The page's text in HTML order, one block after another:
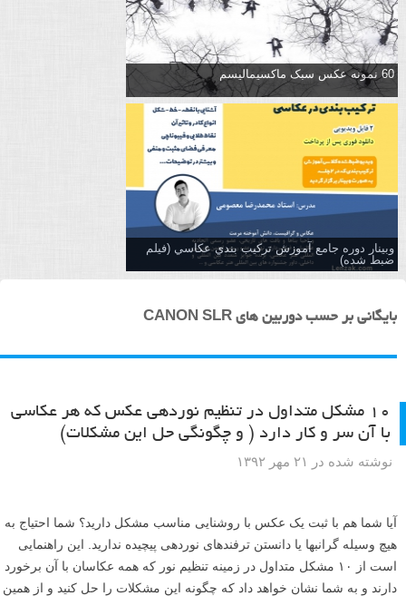
60 نمونه عکس سبک ماکسیمالیسم
وبینار دوره جامع آموزش تركيب بندي عكاسي (فیلم
ضبط شده)
بایگانی بر حسب دوربین های CANON SLR
۱۰ مشکل متداول در تنظیم نوردهی عکس که هر عکاسی
با آن سر و کار دارد ( و چگونگی حل این مشکلات)
نوشته شده در ۲۱ مهر ۱۳۹۲
آیا شما هم با ثبت یک عکس با روشنایی مناسب مشکل دارید؟ شما احتیاج به
هیچ وسیله گرانبها یا دانستن ترفندهای نوردهی پیچیده ندارید. این راهنمایی
است از ۱۰ مشکل متداول در زمینه تنظیم نور که همه عکاسان با آن برخورد
دارند و به شما نشان خواهد داد که چگونه این مشکلات را حل کنید و از همین